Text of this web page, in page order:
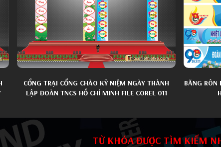
CỔNG TRẠI CỔNG CHÀO KỶ NIỆM NGÀY THÀNH
LẬP ĐOÀN TNCS HỒ CHÍ MINH FILE COREL 011
BĂNG RÔN
TỪ KHÓA ĐƯỢC TÌM KIẾM